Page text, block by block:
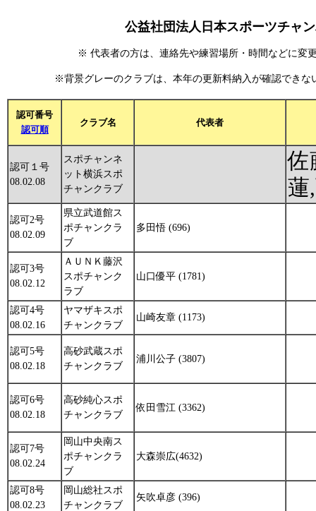
公益社団法人日本スポーツチャ
※ 代表者の方は、連絡先や練習場所・時間などに変
※背景グレーのクラブは、本年の更新料納入が確認できな
認可番号
認可順
クラブ名 代表者
認可１号
08.02.08
スポチャンネ
ット横浜スポ
チャンクラブ
佐
蓮
認可2号
08.02.09
県立武道館ス
ポチャンクラ
ブ
多田悟 (696)
認可3号
08.02.12
ＡＵＮＫ藤沢
スポチャンク
ラブ
山口優平 (1781)
認可4号
08.02.16
ヤマザキスポ
チャンクラブ
山崎友章 (1173)
認可5号
08.02.18
高砂武蔵スポ
チャンクラブ
浦川公子 (3807)
認可6号
08.02.18
高砂純心スポ
チャンクラブ
依田雪江 (3362)
認可7号
08.02.24
岡山中央南ス
ポチャンクラ
ブ
大森崇広(4632)
認可8号
08.02.23
岡山総社スポ
チャンクラブ
矢吹卓彦 (396)